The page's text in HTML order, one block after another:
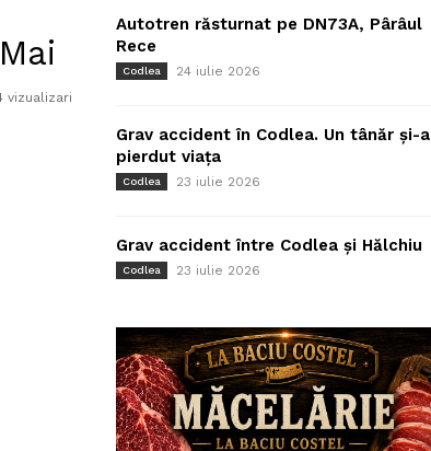
vizualizari
Autotren răsturnat pe DN73A, Pârâul
Rece
Codlea 24 iulie 2026
Grav accident în Codlea. Un tânăr și-a
pierdut viața
Codlea 23 iulie 2026
Grav accident între Codlea și Hălchiu
Codlea 23 iulie 2026